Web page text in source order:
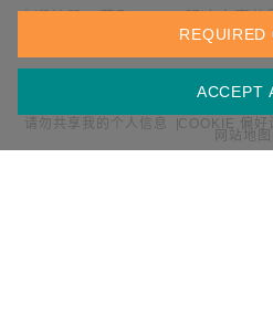
欢迎注册，获取 Moxa 解决方案
您的隐私，绝不会透露您的邮箱信
请勿共享我的个人信息 COOKIE 偏好
网站地图
ACCEPT
REQUIRED